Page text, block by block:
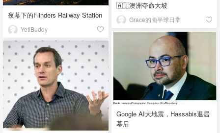
夜幕下的Flinders Railway Station
YetiBuddy
🇦🇺澳洲夺命大坡
Grace的南半球日常
Google AI大地震，Hassabis退居
幕后